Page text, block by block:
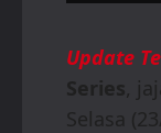
Update
Series,
Selasa